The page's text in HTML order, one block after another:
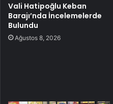
Vali Hatipoğlu Keban
Barajı’nda İncelemelerde
Bulundu
Ağustos 8, 2026